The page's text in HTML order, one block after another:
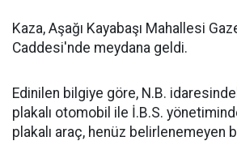
Kaza, Aşağı Kayabaşı Mahallesi
Caddesi'nde meydana geldi.
Edinilen bilgiye göre, N.B.
plakalı otomobil ile İ.B.S.
plakalı araç, henüz belirlenemeyen